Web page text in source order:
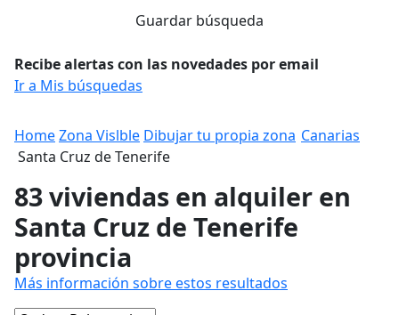
Guardar búsqueda
Recibe alertas con las novedades por email
Ir a Mis búsquedas
HomeZona Vislble Dibujar tu propia zona Canarias
Santa Cruz de Tenerife
83 viviendas en alquiler en
Santa Cruz de Tenerife
provincia
Más información sobre estos resultados